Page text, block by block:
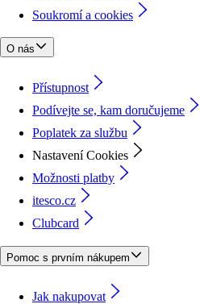
Soukromí a cookies
O nás
Přístupnost
Podívejte se, kam doručujeme
Poplatek za službu
Nastavení Cookies
Možnosti platby
itesco.cz
Clubcard
Pomoc s prvním nákupem
Jak nakupovat